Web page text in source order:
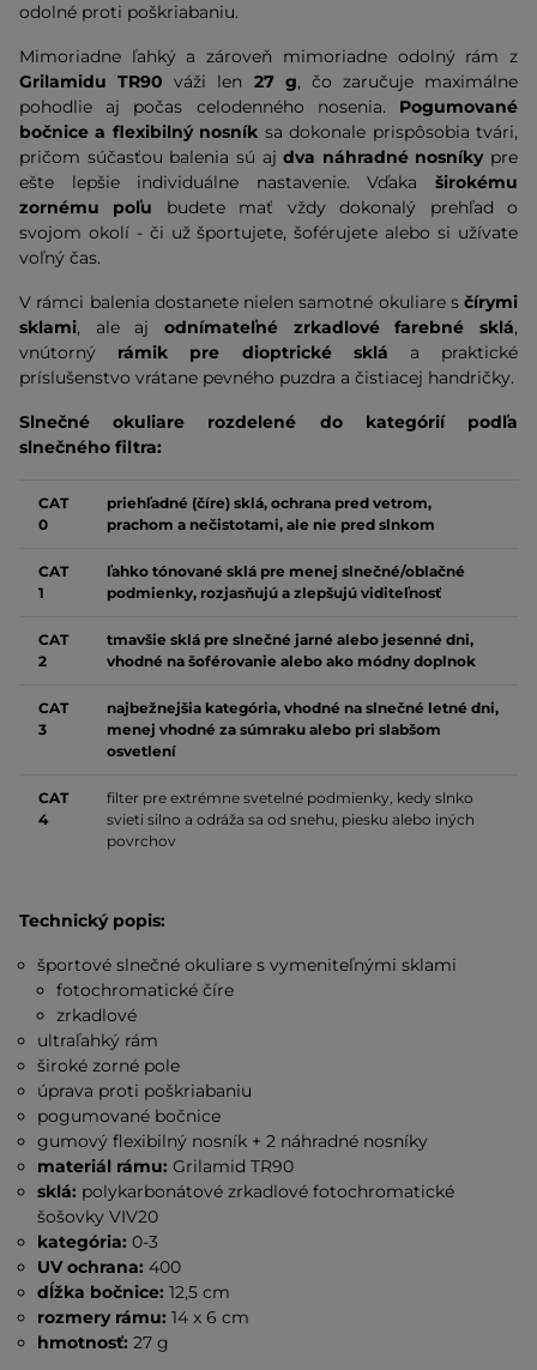
odolné proti poškriabaniu.
Mimoriadne ľahký a zároveň mimoriadne odolný rám z
Grilamidu TR90 váži len 27 g, čo zaručuje maximálne
pohodlie aj počas celodenného nosenia. Pogumované
bočnice a flexibilný nosník sa dokonale prispôsobia tvári,
pričom súčasťou balenia sú ajdva náhradné nosníkypre
ešte lepšie individuálne nastavenie. Vďaka širokému
zornému poľu budete mať vždy dokonalý prehľad o
svojom okolí - či už športujete, šoférujete alebo si užívate
voľný čas.
V rámci balenia dostanete nielen samotné okuliare s čírymi
sklami, ale aj odnímateľné zrkadlové farebné sklá,
vnútorný rámik pre dioptrické sklá a praktické
príslušenstvo vrátane pevného puzdra a čistiacej handričky.
Slnečné okuliare rozdelené do kategórií podľa
slnečného filtra:
CAT
0
priehľadné (číre) sklá, ochrana pred vetrom,
prachom a nečistotami, ale nie pred slnkom
CAT
1
ľahko tónované sklá pre menej slnečné/oblačné
podmienky, rozjasňujú a zlepšujú viditeľnosť
CAT
2
tmavšie sklá pre slnečné jarné alebo jesenné dni,
vhodné na šoférovanie alebo ako módny doplnok
CAT
3
najbežnejšia kategória, vhodné na slnečné letné dni,
menej vhodné za súmraku alebo pri slabšom
osvetlení
CAT
4
filter pre extrémne svetelné podmienky, kedy slnko
svieti silno a odráža sa od snehu, piesku alebo iných
povrchov
Technický popis:
športové slnečné okuliare s vymeniteľnými sklami
fotochromatické číre
zrkadlové
ultraľahký rám
široké zorné pole
úprava proti poškriabaniu
pogumované bočnice
gumový flexibilný nosník + 2 náhradné nosníky
materiál rámu: Grilamid TR90
sklá: polykarbonátové zrkadlové fotochromatické
šošovky VIV20
kategória:0-3
UV ochrana: 400
dĺžka bočnice: 12,5 cm
rozmery rámu: 14 x 6 cm
hmotnosť: 27 g